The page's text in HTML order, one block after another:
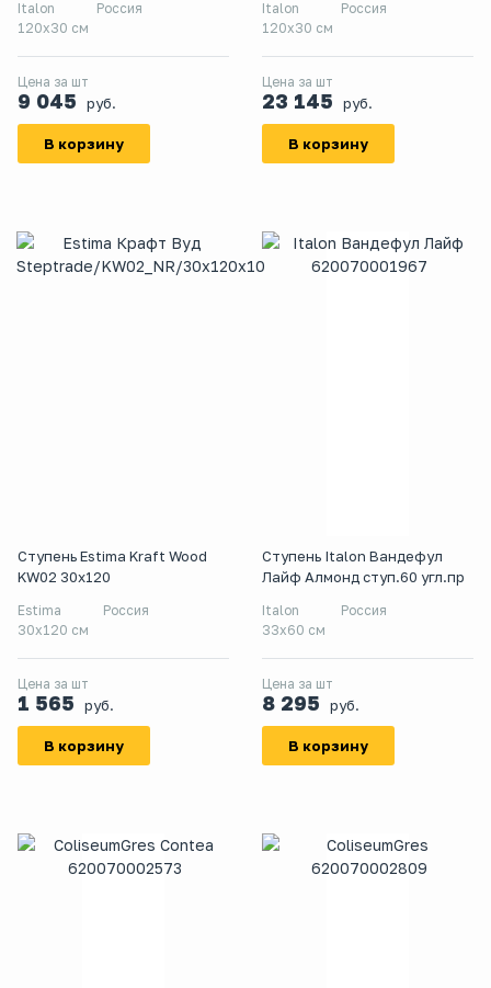
Italon
Россия
120x30 см
Цена за шт
9 045 руб.
В корзину
Italon
Россия
120x30 см
Цена за шт
23 145 руб.
В корзину
Ступень Estima Kraft Wood
KW02 30x120
Estima
Россия
30x120 см
Цена за шт
1 565 руб.
В корзину
Ступень Italon Вандефул
Лайф Алмонд ступ.60 угл.пр
Italon
Россия
33x60 см
Цена за шт
8 295 руб.
В корзину